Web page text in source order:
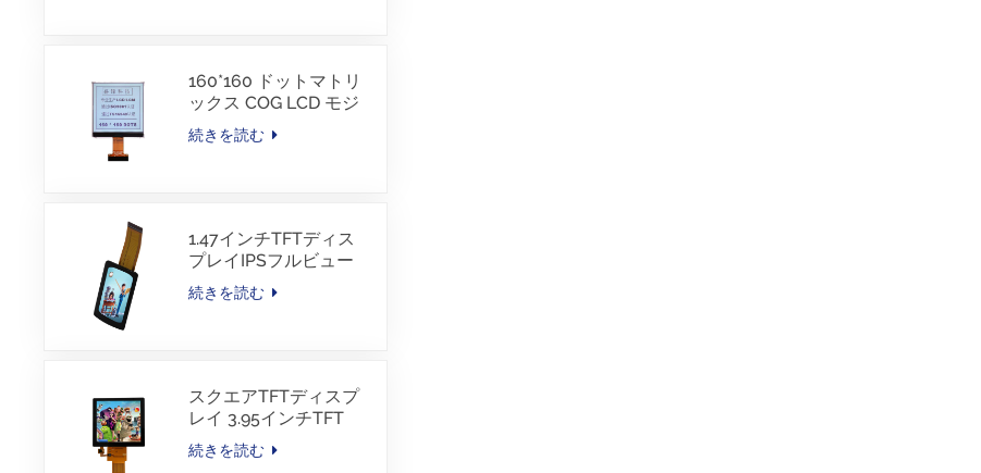
160*160 ドットマトリ
ックス COG LCD モジ
ュール FSTN LCD 中国
サプライヤー
続きを読む
1.47インチTFTディス
プレイIPSフルビュー
172×320解像度画面
続きを読む
スクエアTFTディスプ
レイ 3.95インチTFT
LCD 480*480 40ピン
RGBインターフェース
続きを読む